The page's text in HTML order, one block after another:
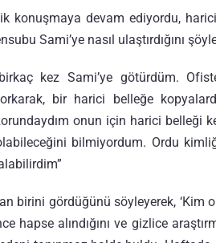
konuşmaya devam ediyordu,
Sami’ye nasıl ulaştırdığını
kez Sami’ye götürdüm.
bir harici belleğe
onun için harici belleği
bilmiyordum. Ordu
birini gördüğünü söyleyerek, ‘Kim
hapse alındığını ve gizlice